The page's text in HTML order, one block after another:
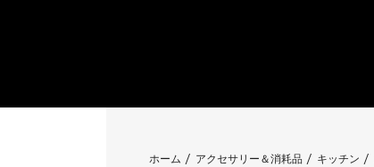
ホーム アクセサリー＆消耗品 キッチン